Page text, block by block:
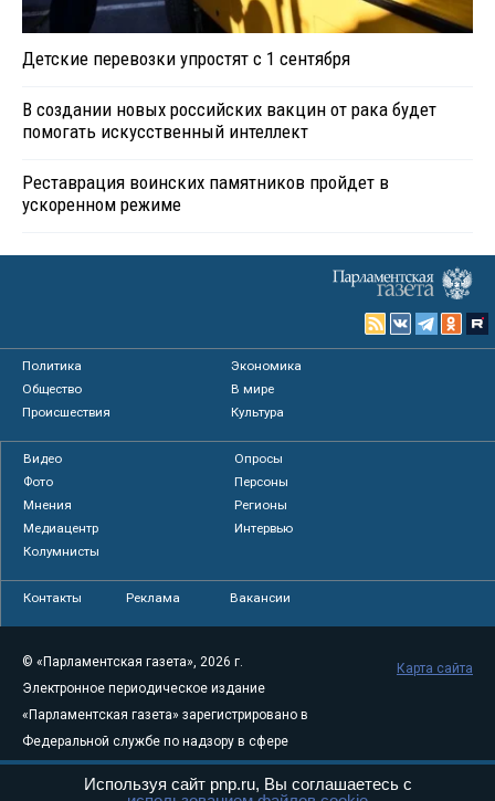
Детские перевозки упростят с 1 сентября
В создании новых российских вакцин от рака будет
помогать искусственный интеллект
Реставрация воинских памятников пройдет в
ускоренном режиме
Политика
Экономика
Общество
В мире
Происшествия
Культура
Видео
Опросы
Фото
Персоны
Мнения
Регионы
Медиацентр
Интервью
Колумнисты
Контакты Реклама Вакансии
© «Парламентская газета», 2026 г.
Электронное периодическое издание
«Парламентская газета» зарегистрировано в
Федеральной службе по надзору в сфере
связи, информационных технологий и
массовых коммуникаций (Роскомнадзор) 05
Карта сайта
Используя сайт pnp.ru, Вы соглашаетесь с